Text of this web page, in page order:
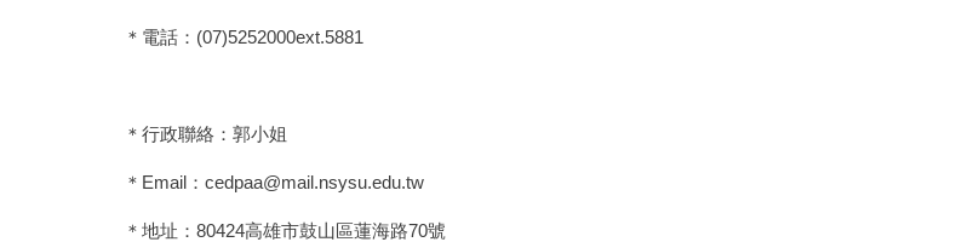
＊電話：(07)5252000ext.5881
＊行政聯絡：郭小姐
＊Email： cedpaa@mail.nsysu.edu.tw
＊地址：80424高雄市鼓山區蓮海路70號